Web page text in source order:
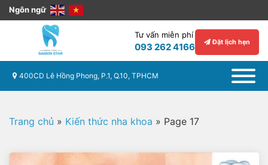
Ngôn ngữ
Tư vấn miễn phí
093 262 4166 Đặt lịch hẹn
400CD Lê Hồng Phong, P.1, Q.10, TPHCM
Trang chủ » Kiến thức nha khoa » Page 17